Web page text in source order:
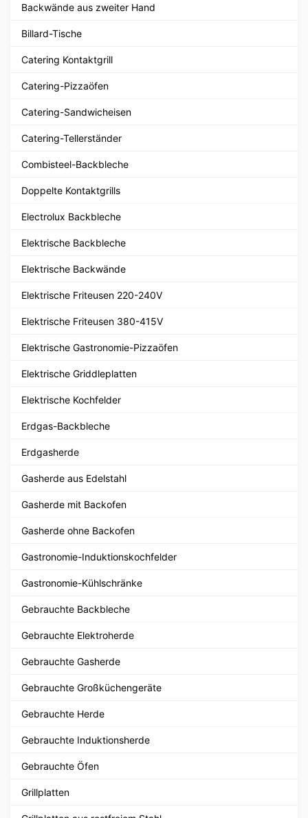
Backwände aus zweiter Hand
Billard-Tische
Catering Kontaktgrill
Catering-Pizzaöfen
Catering-Sandwicheisen
Catering-Tellerständer
Combisteel-Backbleche
Doppelte Kontaktgrills
Electrolux Backbleche
Elektrische Backbleche
Elektrische Backwände
Elektrische Friteusen 220-240V
Elektrische Friteusen 380-415V
Elektrische Gastronomie-Pizzaöfen
Elektrische Griddleplatten
Elektrische Kochfelder
Erdgas-Backbleche
Erdgasherde
Gasherde aus Edelstahl
Gasherde mit Backofen
Gasherde ohne Backofen
Gastronomie-Induktionskochfelder
Gastronomie-Kühlschränke
Gebrauchte Backbleche
Gebrauchte Elektroherde
Gebrauchte Gasherde
Gebrauchte Großküchengeräte
Gebrauchte Herde
Gebrauchte Induktionsherde
Gebrauchte Öfen
Grillplatten